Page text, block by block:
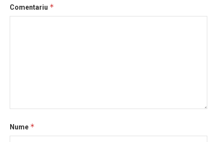
Comentariu *
Nume *